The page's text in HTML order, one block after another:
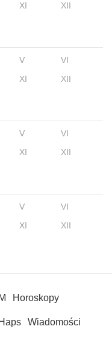
XI XII
V
VI
XI XII
V
VI
XI XII
V
VI
XI XII
Horoskopy
Haps Wiadomości